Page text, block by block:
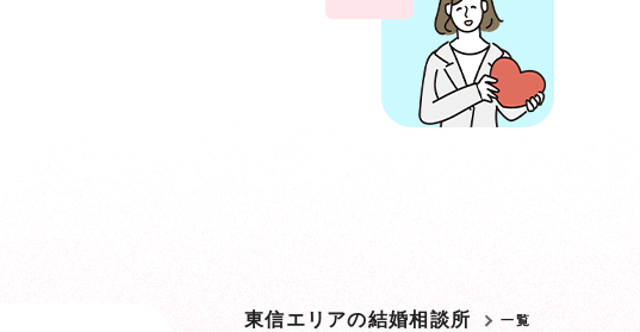
東信エリアの結婚相談所 一覧